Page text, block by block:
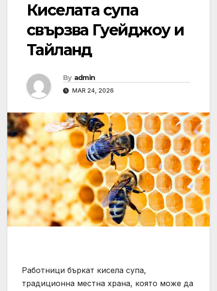
Киселата супа
свързва Гуейджоу и
Тайланд
By admin
MAR 24, 2026
Работници бъркат кисела супа,
традиционна местна храна, която може да